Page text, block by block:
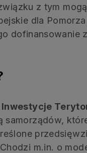
z tym
dla
dofinansowanie
samorządów,
m.in. o